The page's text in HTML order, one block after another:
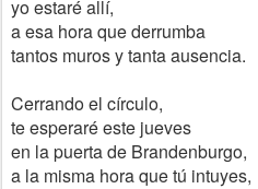
yo estaré allí,
a esa hora que derrumba
tantos muros y tanta ausencia.
Cerrando el círculo,
te esperaré este jueves
en la puerta de Brandenburgo,
a la misma hora que tú intuyes,